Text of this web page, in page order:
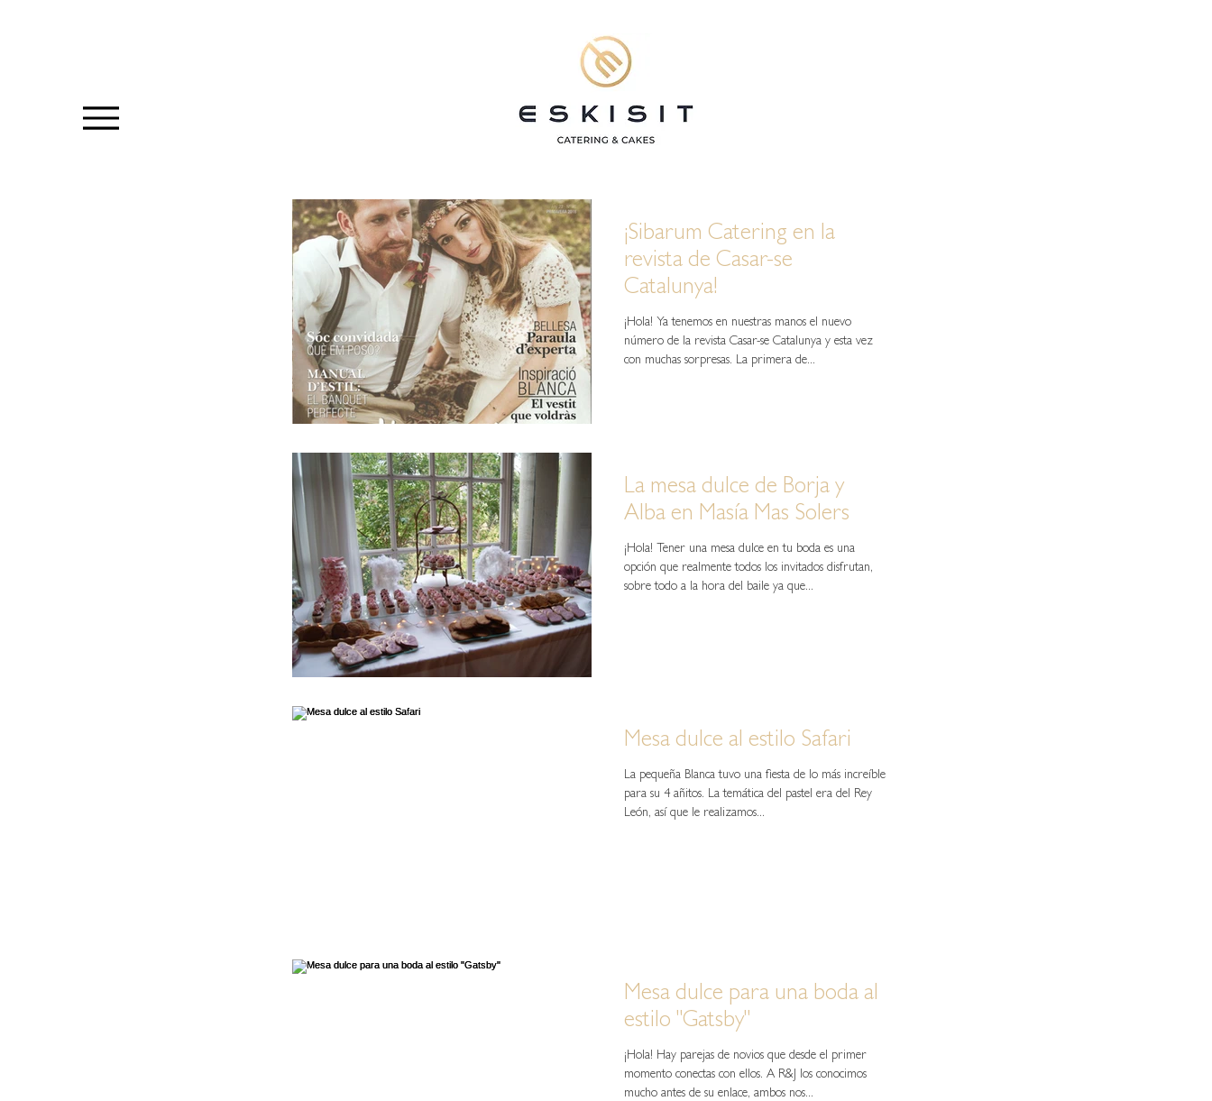
¡Sibarum Catering en la
revista de Casar-se
Catalunya!
¡Hola! Ya tenemos en nuestras manos el nuevo
número de la revista Casar-se Catalunya y esta vez
con muchas sorpresas. La primera de...
La mesa dulce de Borja y
Alba en Masía Mas Solers
¡Hola! Tener una mesa dulce en tu boda es una
opción que realmente todos los invitados disfrutan,
sobre todo a la hora del baile ya que...
Mesa dulce al estilo Safari
La pequeña Blanca tuvo una fiesta de lo más increíble
para su 4 añitos. La temática del pastel era del Rey
León, así que le realizamos...
Mesa dulce para una boda al
estilo "Gatsby"
¡Hola! Hay parejas de novios que desde el primer
momento conectas con ellos. A R&J los conocimos
mucho antes de su enlace, ambos nos...